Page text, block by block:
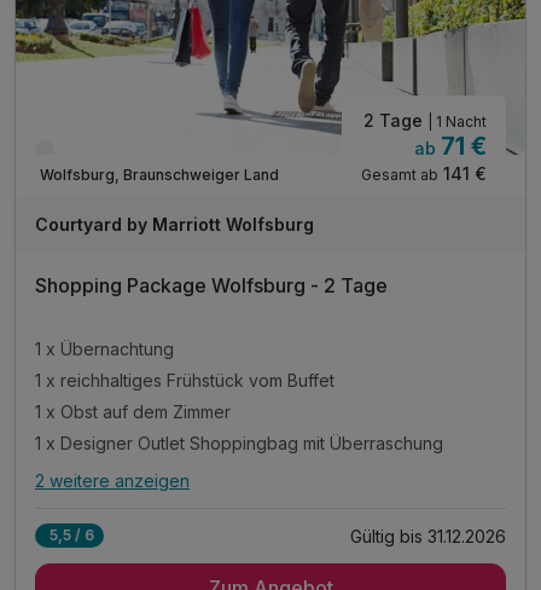
Wolfsburg, Braunschweiger Land
2 Tage | 1 Nacht
ab 71 €
Gesamt ab 141 €
Courtyard by Marriott Wolfsburg
Shopping Package Wolfsburg - 2 Tage
1 x Übernachtung
1 x reichhaltiges Frühstück vom Buffet
1 x Obst auf dem Zimmer
1 x Designer Outlet Shoppingbag mit Überraschung
Alle Inklusivleistungen
2 weitere anzeigen
5,5 / 6 Gültig bis 31.12.2026